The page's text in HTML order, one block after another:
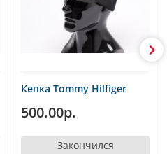
Кепка Tommy Hilfiger
500.00р.
Закончился